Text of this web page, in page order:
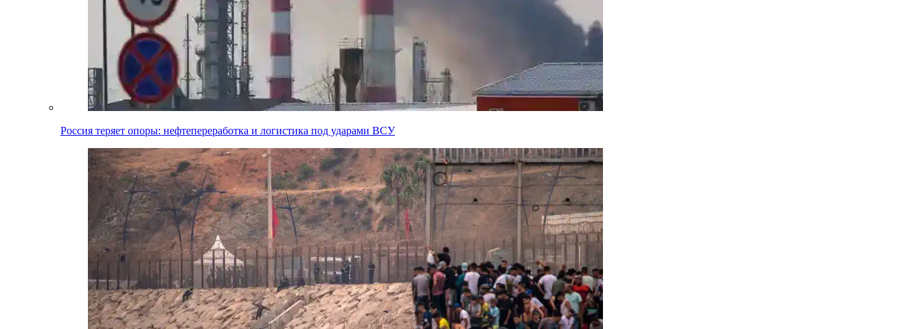
Россия теряет опоры: нефтепереработка и логистика под ударами ВСУ